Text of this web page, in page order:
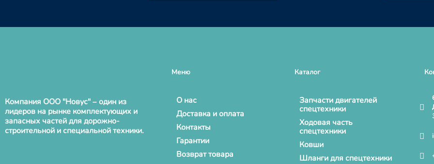
Компания ООО "Новус" – один из
лидеров на рынке комплектующих и
запасных частей для дорожно-
строительной и специальной техники.
Меню
О нас
Доставка и оплата
Контакты
Гарантии
Возврат товара
Каталог
Запчасти двигателей
спецтехники
Ходовая часть
спецтехники
Ковши
Шланги для спецтехники